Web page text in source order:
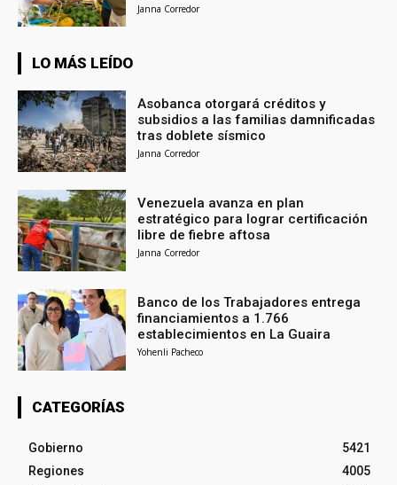
Janna Corredor
LO MÁS LEÍDO
Asobanca otorgará créditos y
subsidios a las familias damnificadas
tras doblete sísmico
Janna Corredor
Venezuela avanza en plan
estratégico para lograr certificación
libre de fiebre aftosa
Janna Corredor
Banco de los Trabajadores entrega
financiamientos a 1.766
establecimientos en La Guaira
Yohenli Pacheco
CATEGORÍAS
Gobierno
5421
Regiones
4005